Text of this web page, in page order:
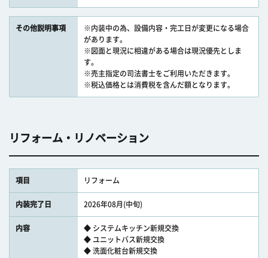
その他説明事項
※内装中の為、設備内容・完工日が変更になる場合
があります。
※図面と現況に相違がある場合は現況優先としま
す。
※売主指定の司法書士をご利用いただきます。
※税込価格とは消費税を含んだ額となります。
リフォーム・リノベーション
項目 リフォーム
内装完了日 2026年08月(中旬)
内容
◆ システムキッチン新規交換
◆ ユニットバス新規交換
◆ 洗面化粧台新規交換